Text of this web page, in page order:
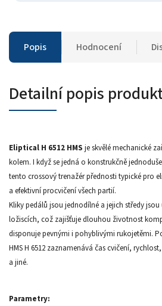
Popis Hodnocení
Detailní popis
Eliptical H 6512 HMS je skvělé mechanické
kolem. I když se jedná o konstrukčně
tento crossový trenažér přednosti typické pro
a efektivní procvičení všech partií.
Kliky pedálů jsou jednodílné a jejich středy
ložiscích, což zajišťuje dlouhou životnost
disponuje pevnými i pohyblivými rukojetěmi.
HMS H 6512 zaznamenává čas cvičení,
a jiné.
Parametry: